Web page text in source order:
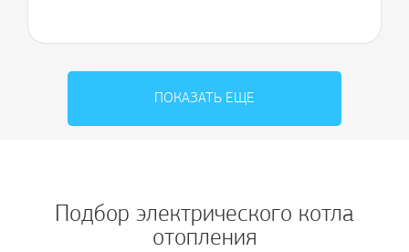
ПОКАЗАТЬ ЕЩЕ
Подбор электрического котла
отопления